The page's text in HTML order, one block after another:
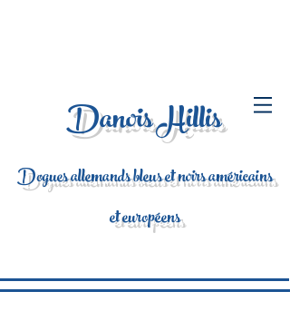
Danois Hillis
Dogues allemands bleus et noirs américains
et européens